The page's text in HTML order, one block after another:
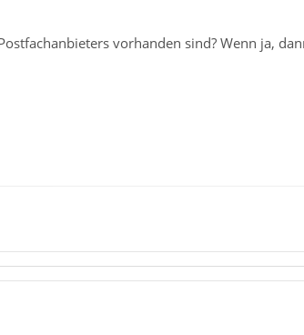
vorhanden sind? Wenn ja,